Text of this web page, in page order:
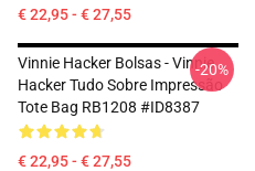
€ 22,95 - € 27,55
Vinnie Hacker Bolsas - Vinnie
Hacker Tudo Sobre Impressão
Tote Bag RB1208 #ID8387
€ 22,95 - € 27,55
-20%